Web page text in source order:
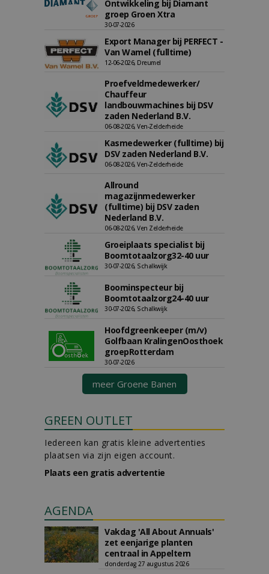
Ontwikkeling bij Diamant
groep Groen Xtra
30-07-2026
Export Manager bij PERFECT -
Van Wamel (fulltime)
12-06-2026, Dreumel
Proefveldmedewerker/
Chauffeur
landbouwmachines bij DSV
zaden Nederland B.V.
06-08-2026, Ven-Zelderheide
Kasmedewerker (fulltime) bij
DSV zaden Nederland B.V.
06-08-2026, Ven-Zelderheide
Allround
magazijnmedewerker
(fulltime) bij DSV zaden
Nederland B.V.
06-08-2026, Ven Zelderheide
Groeiplaats specialist bij
Boomtotaalzorg32-40 uur
30-07-2026, Schalkwijk
Boominspecteur bij
Boomtotaalzorg24-40 uur
30-07-2026, Schalkwijk
Hoofdgreenkeeper (m/v)
Golfbaan KralingenOosthoek
groepRotterdam
30-07-2026
meer Groene Banen
GREEN OUTLET
Iedereen kan gratis kleine advertenties
plaatsen via zijn eigen account.
Plaats een gratis advertentie
AGENDA
Vakdag 'All About Annuals'
zet eenjarige planten
centraal in Appeltern
donderdag 27 augustus 2026